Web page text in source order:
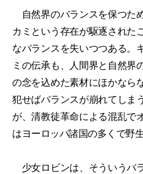
自然界のバランスを保つた
カミという存在が駆逐された
なバランスを失いつつある。
ミの伝承も、人間界と自然界
の念を込めた素材にほかなら
犯せばバランスが崩れてしま
が、清教徒革命による混乱で
はヨーロッパ諸国の多くで野
少女ロビンは、そういうバ